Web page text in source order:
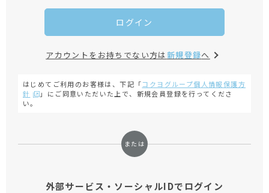
ログイン
アカウントをお持ちでない方は新規登録へ
はじめてご利用のお客様は、下記「コクヨグループ個人情報保護方
針
」にご同意いただいた上で、新規会員登録を行ってくださ
い。
外部サービス・ソーシャルIDでログイン